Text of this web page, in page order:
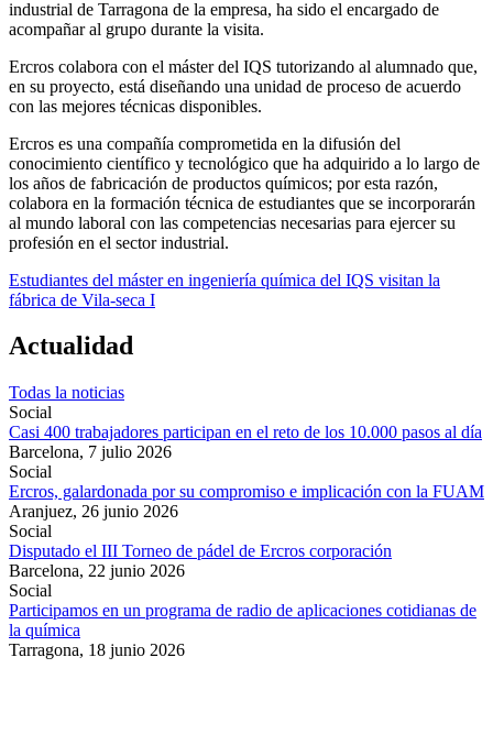
industrial de Tarragona de la empresa, ha sido el encargado de
acompañar al grupo durante la visita.
Ercros colabora con el máster del IQS tutorizando al alumnado que,
en su proyecto, está diseñando una unidad de proceso de acuerdo
con las mejores técnicas disponibles.
Ercros es una compañía comprometida en la difusión del
conocimiento científico y tecnológico que ha adquirido a lo largo de
los años de fabricación de productos químicos; por esta razón,
colabora en la formación técnica de estudiantes que se incorporarán
al mundo laboral con las competencias necesarias para ejercer su
profesión en el sector industrial.
Estudiantes del máster en ingeniería química del IQS visitan la
fábrica de Vila-seca I
Actualidad
Todas la noticias
Social
Casi 400 trabajadores participan en el reto de los 10.000 pasos al día
Barcelona, 7 julio 2026
Social
Ercros, galardonada por su compromiso e implicación con la FUAM
Aranjuez, 26 junio 2026
Social
Disputado el III Torneo de pádel de Ercros corporación
Barcelona, 22 junio 2026
Social
Participamos en un programa de radio de aplicaciones cotidianas de
la química
Tarragona, 18 junio 2026